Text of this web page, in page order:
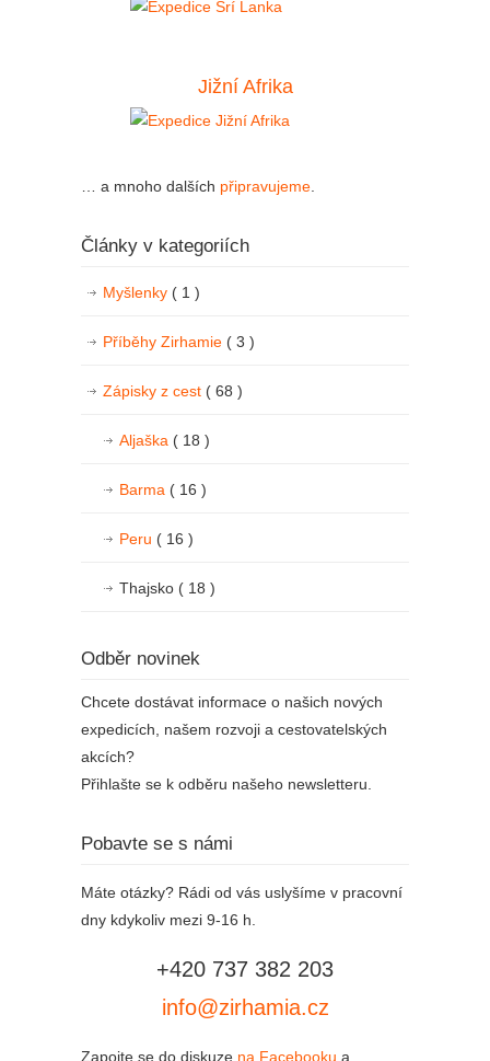
Jižní Afrika
… a mnoho dalších připravujeme
Články v kategoriích
Myšlenky ( 1 )
Příběhy Zirhamie ( 3 )
Zápisky z cest ( 68 )
Aljaška ( 18 )
Barma ( 16 )
Peru ( 16 )
Thajsko ( 18 )
Odběr novinek
Chcete dostávat informace o našich nových
expedicích, našem rozvoji a cestovatelských
akcích?
Přihlašte se k odběru našeho newsletteru.
Pobavte se s námi
Máte otázky? Rádi od vás uslyšíme v pracovní
dny kdykoliv mezi 9-16 h.
+420 737 382 203
info@zirhamia.cz
Zapojte se do diskuze na Facebooku a